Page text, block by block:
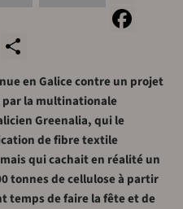
PrintFriendly
en Galice contre un projet
la multinationale
Greenalia, qui le
de fibre textile
qui cachait en réalité un
tonnes de cellulose à partir
temps de faire la fête et de